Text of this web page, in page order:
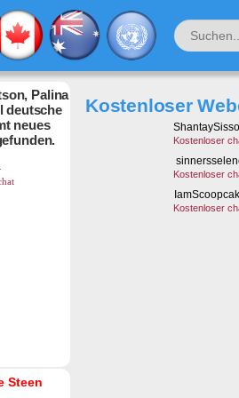
Palina
deutsche
neues
Steen
Kostenloser